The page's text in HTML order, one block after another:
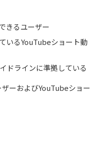
きるユーザー
いるYouTubeショート動
ドラインに準拠している
ーおよびYouTubeショー